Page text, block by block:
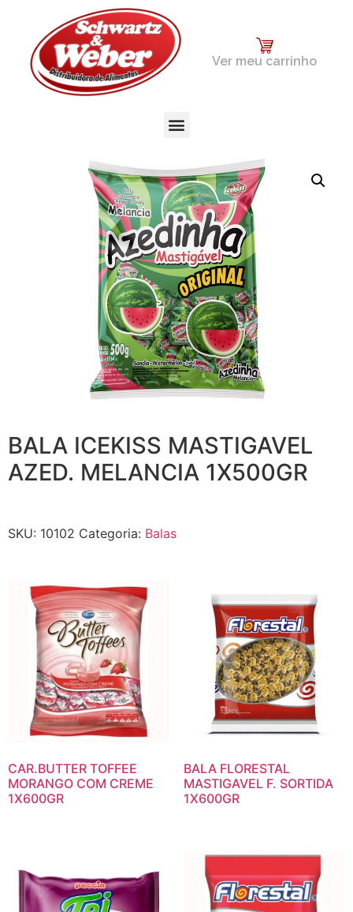
Ver meu carrinho
BALA ICEKISS MASTIGAVEL
AZED. MELANCIA 1X500GR
SKU: 10102 Categoria: Balas
CAR.BUTTER TOFFEE
MORANGO COM CREME
1X600GR
BALA FLORESTAL
MASTIGAVEL F. SORTIDA
1X600GR